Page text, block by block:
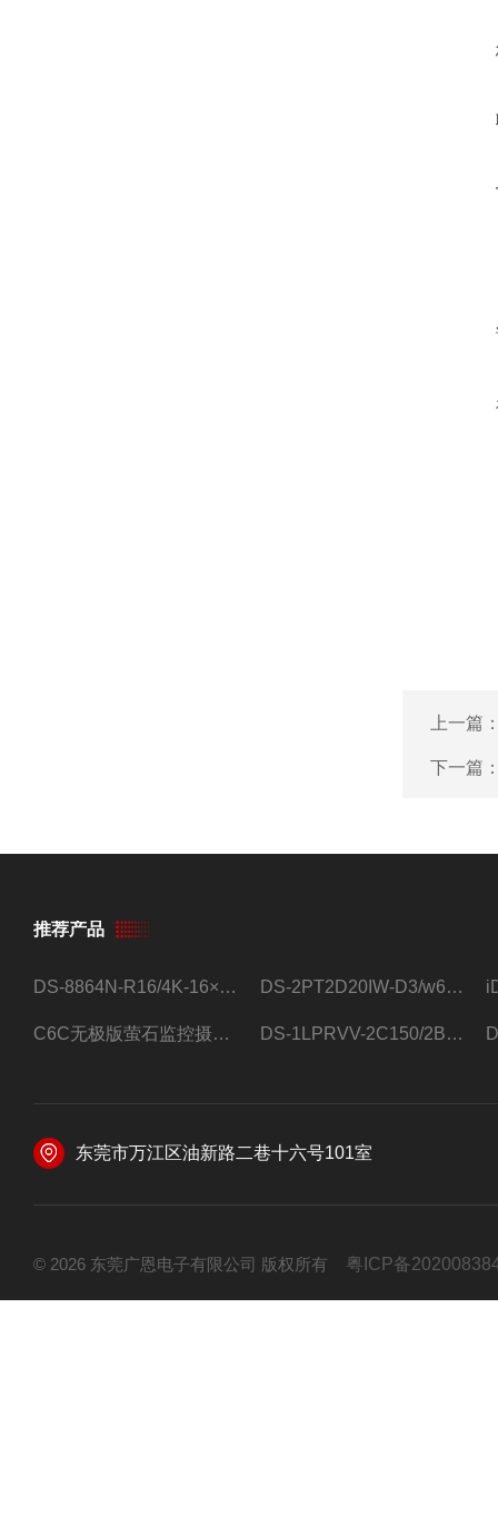
上一篇
下一篇
推荐产品
DS-8864N-R16/4K-16×4T/希捷16盘位录像机 DS-2PT2D20IW-D3/w64路高清硬盘录像机
C6C无极版萤石监控摄像头 DS-1LPRVV-2C150/2B监控室外夜视高清电源线护套线200米/卷
东莞市万江区油新路二巷十六号101室
© 2026 东莞广恩电子有限公司 版权所有 粤ICP备